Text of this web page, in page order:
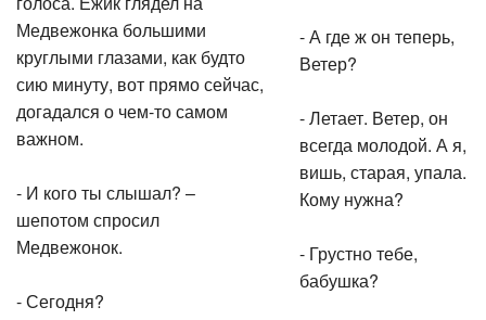
Медвежонка большими
круглыми глазами, как будто
сию минуту, вот прямо сейчас,
догадался о чем-то самом
важном.
- И кого ты слышал? –
шепотом спросил
Медвежонок.
- Сегодня?
- А где ж он теперь,
Ветер?
- Летает. Ветер, он
всегда молодой. А я,
вишь, старая, упала.
Кому нужна?
- Грустно тебе,
бабушка?